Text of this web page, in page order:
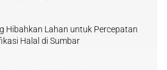
Hibahkan Lahan untuk Percepatan
Halal di Sumbar